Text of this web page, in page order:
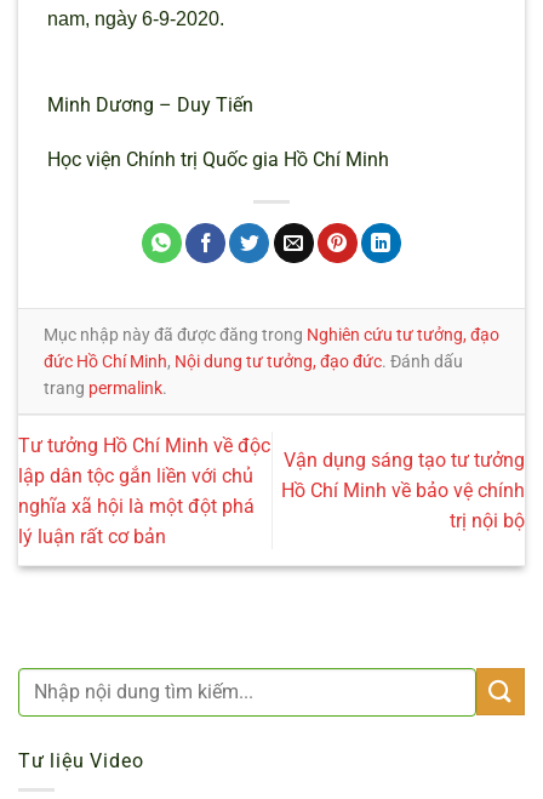
nam, ngày 6-9-2020.
Minh Dương – Duy Tiến
Học viện Chính trị Quốc gia Hồ Chí Minh
Mục nhập này đã được đăng trong Nghiên cứu tư tưởng, đạo
đức Hồ Chí Minh, Nội dung tư tưởng, đạo đức. Đánh dấu
trang permalink.
Tư tưởng Hồ Chí Minh về độc
lập dân tộc gắn liền với chủ
nghĩa xã hội là một đột phá
lý luận rất cơ bản
Vận dụng sáng tạo tư tưởng
Hồ Chí Minh về bảo vệ chính
trị nội bộ
Tư liệu Video